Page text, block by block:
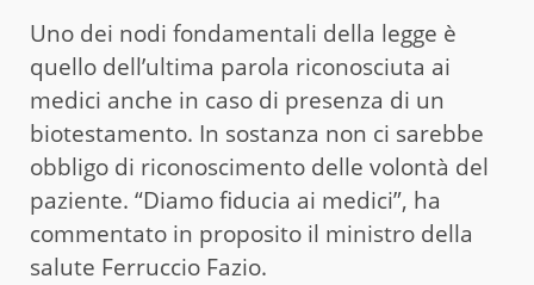
Uno dei nodi fondamentali della legge è
quello dell’ultima parola riconosciuta ai
medici anche in caso di presenza di un
biotestamento. In sostanza non ci sarebbe
obbligo di riconoscimento delle volontà del
paziente. “Diamo fiducia ai medici”, ha
commentato in proposito il ministro della
salute Ferruccio Fazio.